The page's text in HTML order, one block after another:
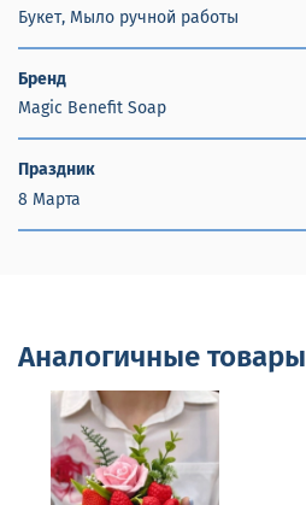
Букет, Мыло ручной работы
Бренд
Magic Benefit Soap
Праздник
8 Марта
Аналогичные товары